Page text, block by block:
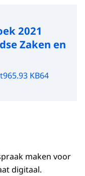
2021
Zaken en
965.93 KB64
maken voor
digitaal.